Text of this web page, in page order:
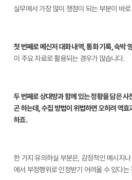
실무에서 가장 많이 쟁점이 되는 부분이 바
첫 번째로 메신저 대화 내역, 통화 기록, 숙박
이 주요 자료로 활용되는 경우가 많습니다.
두 번째로 상대방과 함께 있는 정황을 담은 사
곤 하는데, 수집 방법이 위법하면 오히려 역효
하죠.
한 가지 유의하실 부분은, 감정적인 메시지나
에서 부정행위로 인정받기 어려울 수 있다는